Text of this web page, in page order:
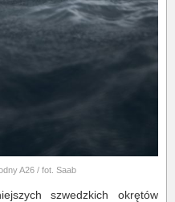
A26 / fot. Saab
szwedzkich okrętów